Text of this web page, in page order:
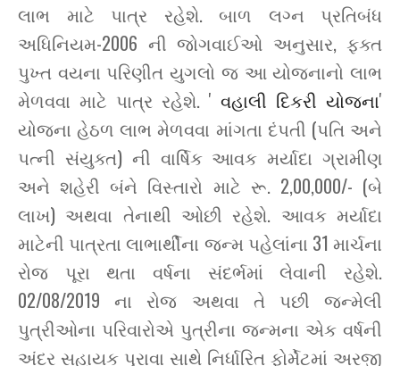
લાભ માટે પાત્ર રહેશે. બાળ લગ્ન પ્રતિબંધ
અધિનિયમ-2006 ની જોગવાઈઓ અનુસાર, ફક્ત
પુખ્ત વયના પરિણીત યુગલો જ આ યોજનાનો લાભ
મેળવવા માટે પાત્ર રહેશે. ' વહાલી દિકરી યોજના'
યોજના હેઠળ લાભ મેળવવા માંગતા દંપતી (પતિ અને
પત્ની સંયુક્ત) ની વાર્ષિક આવક મર્યાદા ગ્રામીણ
અને શહેરી બંને વિસ્તારો માટે રૂ. 2,00,000/- (બે
લાખ) અથવા તેનાથી ઓછી રહેશે. આવક મર્યાદા
માટેની પાત્રતા લાભાર્થીના જન્મ પહેલાંના 31 માર્ચના
રોજ પૂરા થતા વર્ષના સંદર્ભમાં લેવાની રહેશે.
02/08/2019 ના રોજ અથવા તે પછી જન્મેલી
પુત્રીઓના પરિવારોએ પુત્રીના જન્મના એક વર્ષની
અંદર સહાયક પુરાવા સાથે નિર્ધારિત ફોર્મેટમાં અરજી